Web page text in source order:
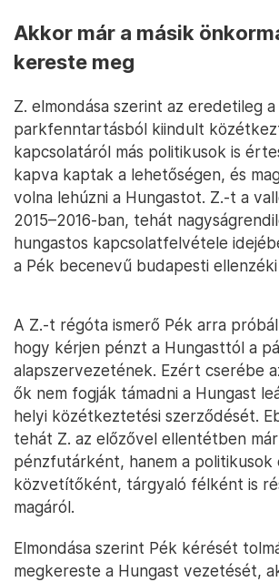
Akkor már a másik
kereste meg
Z. elmondása szerint az eredetileg a
parkfenntartásból kiindult
kapcsolatáról más politikusok is
kapva kaptak a lehetőségen, és
volna lehúzni a Hungastot. Z.-t a
2015–2016-ban, tehát
hungastos kapcsolatfelvétele
a Pék becenevű budapesti
A Z.-t régóta ismerő Pék arra
hogy kérjen pénzt a Hungasttól a
alapszervezetének. Ezért cserébe
ők nem fogják támadni a Hungast
helyi közétkeztetési szerződését.
tehát Z. az előzővel ellentétben
pénzfutárként, hanem a politikusok
közvetítőként, tárgyaló félként is
magáról.
Elmondása szerint Pék kérését
megkereste a Hungast vezetését,